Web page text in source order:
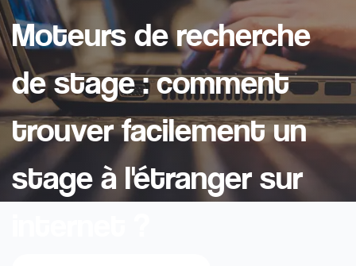
Moteurs de recherche
de stage : comment
trouver facilement un
stage à l'étranger sur
internet ?